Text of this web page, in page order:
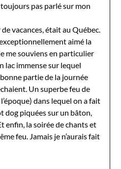
pas parlé sur mon
vacances, était au Québec.
aimé la
me souviens en particulier
lac immense sur lequel
partie de la journée
Un superbe feu de
dans lequel on a fait
dog piquées sur un bâton,
enfin, la soirée de chants et
feu. Jamais je n’aurais fait